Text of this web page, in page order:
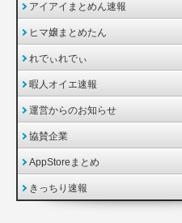
アイアイまとめん速報
ヒマ嬢まとめたん
れでぃれでぃ
暇人オイエ速報
運営からのお知らせ
協賛企業
AppStoreまとめ
きっちり速報